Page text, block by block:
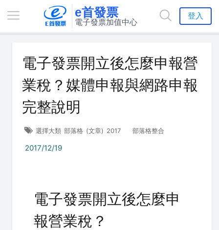
e首發票
電子發票加值中心
登入
電子發票開立後怎麼申報營
業稅？媒體申報與網路申報
完整說明
選擇大類 部落格 (文章) 2017 部落格整合
2017/12/19
電子發票開立後怎麼申
報營業稅？